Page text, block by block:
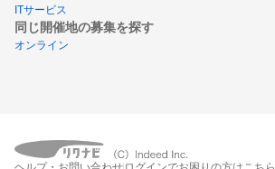
ITサービス
同じ開催地の募集を探す
オンライン